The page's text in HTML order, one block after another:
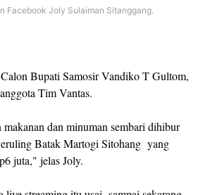
Facebook Joly Sulaiman Sitanggang.
Bupati Samosir Vandiko T Gultom,
Tim Vantas.
makanan dan minuman sembari dihibur
Batak Martogi Sitohang yang
juta," jelas Joly.